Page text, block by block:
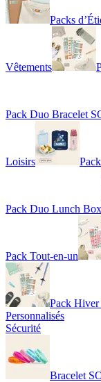
Packs
Vêtements
Pack Duo Bracelet
Loisirs
Pack Duo Lunch Box
Pack Tout-en-un
Pack Hiver
Personnalisés
Sécurité
Bracelet